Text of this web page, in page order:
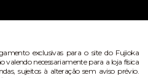
exclusivas para o site do Fujioka
valendo necessariamente para a loja física
sujeitos à alteração sem aviso prévio.